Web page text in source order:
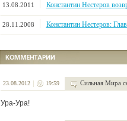
13.08.2011 Константин Нестеров
28.11.2008 Константин Нестеров:
23.08.2012 19:59 Сильная Мира
Ура-Ура!